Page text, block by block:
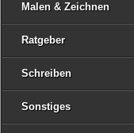
Malen & Zeichnen
Ratgeber
Schreiben
Sonstiges